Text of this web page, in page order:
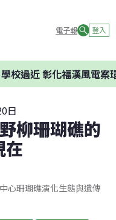
電子報 登入
近 彰化福漢風電案環委
日
柳珊瑚礁的
在
心珊瑚礁演化生態與遺傳